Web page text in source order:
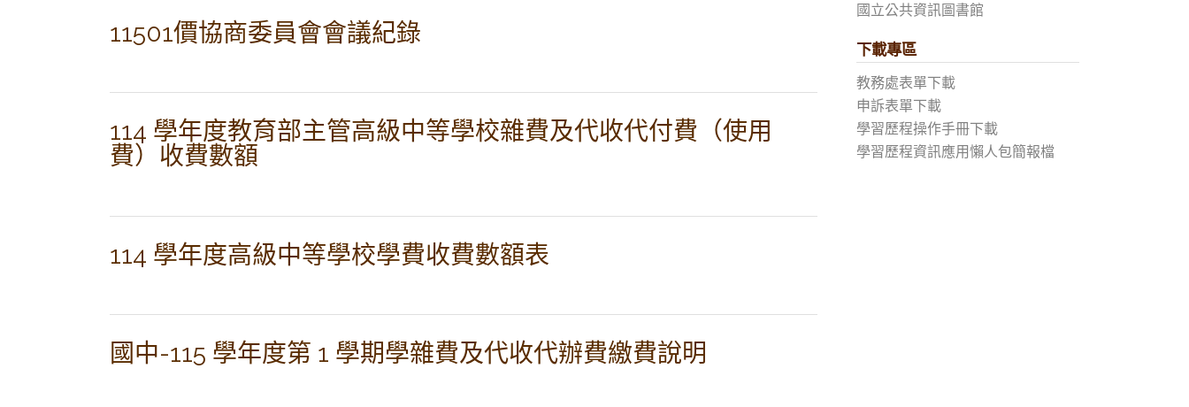
11501價協商委員會會議紀錄
114 學年度教育部主管高級中等學校雜費及代收代付費（使用
費）收費數額
114 學年度高級中等學校學費收費數額表
國中-115 學年度第 1 學期學雜費及代收代辦費繳費說明
國立公共資訊圖書館
下載專區
教務處表單下載
申訴表單下載
學習歷程操作手冊下載
學習歷程資訊應用懶人包簡報檔